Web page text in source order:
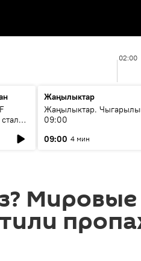
02:00
Жаңылыктар
Жаңылыктар.
09:00
09:00 4 мин